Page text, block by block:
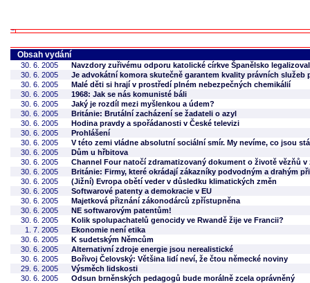
Obsah vydání
30. 6. 2005
Navzdory zuřivému odporu katolické církve Španělsko
30. 6. 2005
Je advokátní komora skutečně garantem kvality právních služeb
30. 6. 2005
Malé děti si hrají v prostředí plném nebezpečných chemikálií
30. 6. 2005
1968: Jak se nás komunisté báli
30. 6. 2005
Jaký je rozdíl mezi myšlenkou a údem?
30. 6. 2005
Británie: Brutální zacházení se žadateli o azyl
30. 6. 2005
Hodina pravdy a spořádanosti v České televizi
30. 6. 2005
Prohlášení
30. 6. 2005
V této zemi vládne absolutní sociální smír. My nevíme, co jsou
30. 6. 2005
Dům u hřbitova
30. 6. 2005
Channel Four natočí zdramatizovaný dokument o životě vězňů v
30. 6. 2005
Británie: Firmy, které okrádají zákazníky podvodným a drahým
30. 6. 2005
(Jižní) Evropa obětí veder v důsledku klimatických změn
30. 6. 2005
Softwarové patenty a demokracie v EU
30. 6. 2005
Majetková přiznání zákonodárců zpřístupněna
30. 6. 2005
NE softwarovým patentům!
30. 6. 2005
Kolik spolupachatelů genocidy ve Rwandě žije ve Francii?
1. 7. 2005
Ekonomie není etika
30. 6. 2005
K sudetským Němcům
30. 6. 2005
Alternativní zdroje energie jsou nerealistické
30. 6. 2005
Bořivoj Čelovský: Většina lidí neví, že čtou německé noviny
29. 6. 2005
Výsměch lidskosti
30. 6. 2005
Odsun brněnských pedagogů bude morálně zcela oprávněný